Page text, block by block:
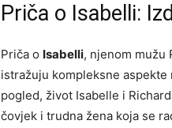
Priča o Isabelli:
Priča o Isabelli, njenom mužu
istražuju kompleksne
pogled, život Isabelle i
čovjek i trudna žena koja se